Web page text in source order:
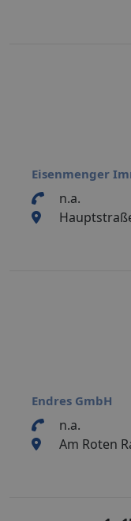
Eisenmenger
n.a.
Endres GmbH
n.a.
Am Roten